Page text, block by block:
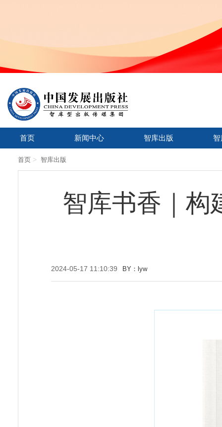
首页 新闻中心 智库出版
首页 > 智库出版
智库书香｜构
2024-05-17 11:10:39 BY：lyw